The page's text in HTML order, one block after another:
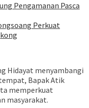
Pengamanan Pasca
Perkuat
Hidayat menyambangi
Bapak Atik
memperkuat
masyarakat.